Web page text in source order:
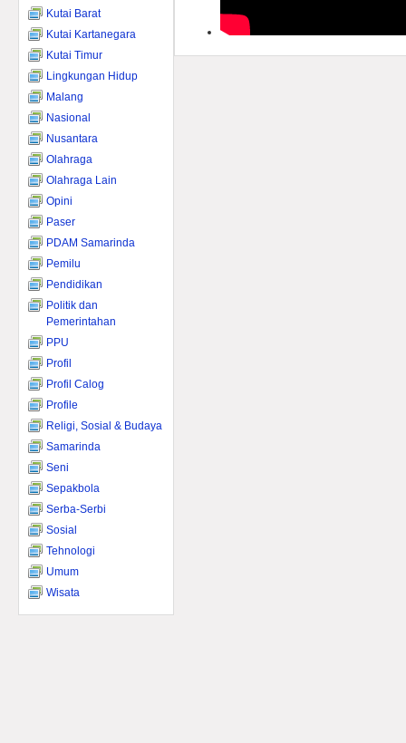
Kutai Barat
Kutai Kartanegara
Kutai Timur
Lingkungan Hidup
Malang
Nasional
Nusantara
Olahraga
Olahraga Lain
Opini
Paser
PDAM Samarinda
Pemilu
Pendidikan
Politik dan
Pemerintahan
PPU
Profil
Profil Calog
Profile
Religi, Sosial & Budaya
Samarinda
Seni
Sepakbola
Serba-Serbi
Sosial
Tehnologi
Umum
Wisata